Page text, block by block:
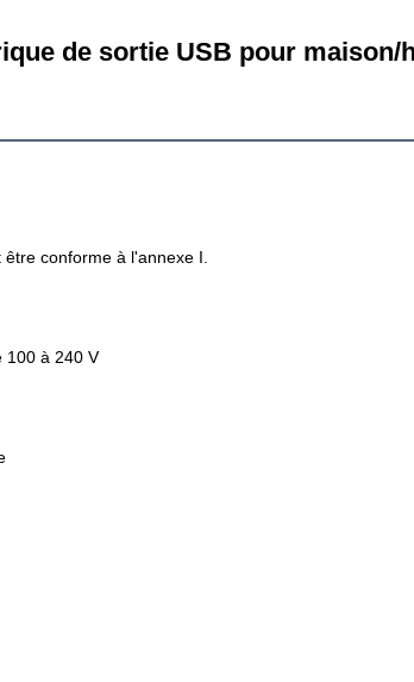
de sortie USB pour maison/
conforme à l'annexe I.
100 à 240 V